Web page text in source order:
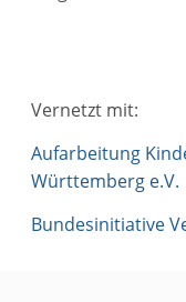
Vernetzt mit:
Aufarbeitung
Württemberg e.V.
Bundesinitiative